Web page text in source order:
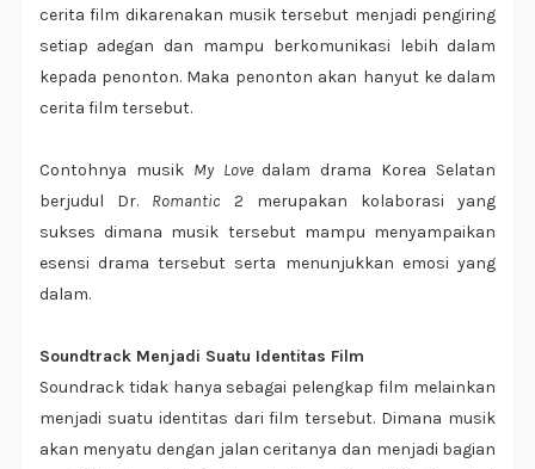
cerita film dikarenakan musik tersebut menjadi pengiring
setiap adegan dan mampu berkomunikasi lebih dalam
kepada penonton. Maka penonton akan hanyut ke dalam
cerita film tersebut.
Contohnya musik My Lovedalam drama Korea Selatan
berjudul Dr. Romantic 2 merupakan kolaborasi yang
sukses dimana musik tersebut mampu menyampaikan
esensi drama tersebut serta menunjukkan emosi yang
dalam.
Soundtrack Menjadi Suatu Identitas Film
Soundrack tidak hanya sebagai pelengkap film melainkan
menjadi suatu identitas dari film tersebut. Dimana musik
akan menyatu dengan jalan ceritanya dan menjadi bagian